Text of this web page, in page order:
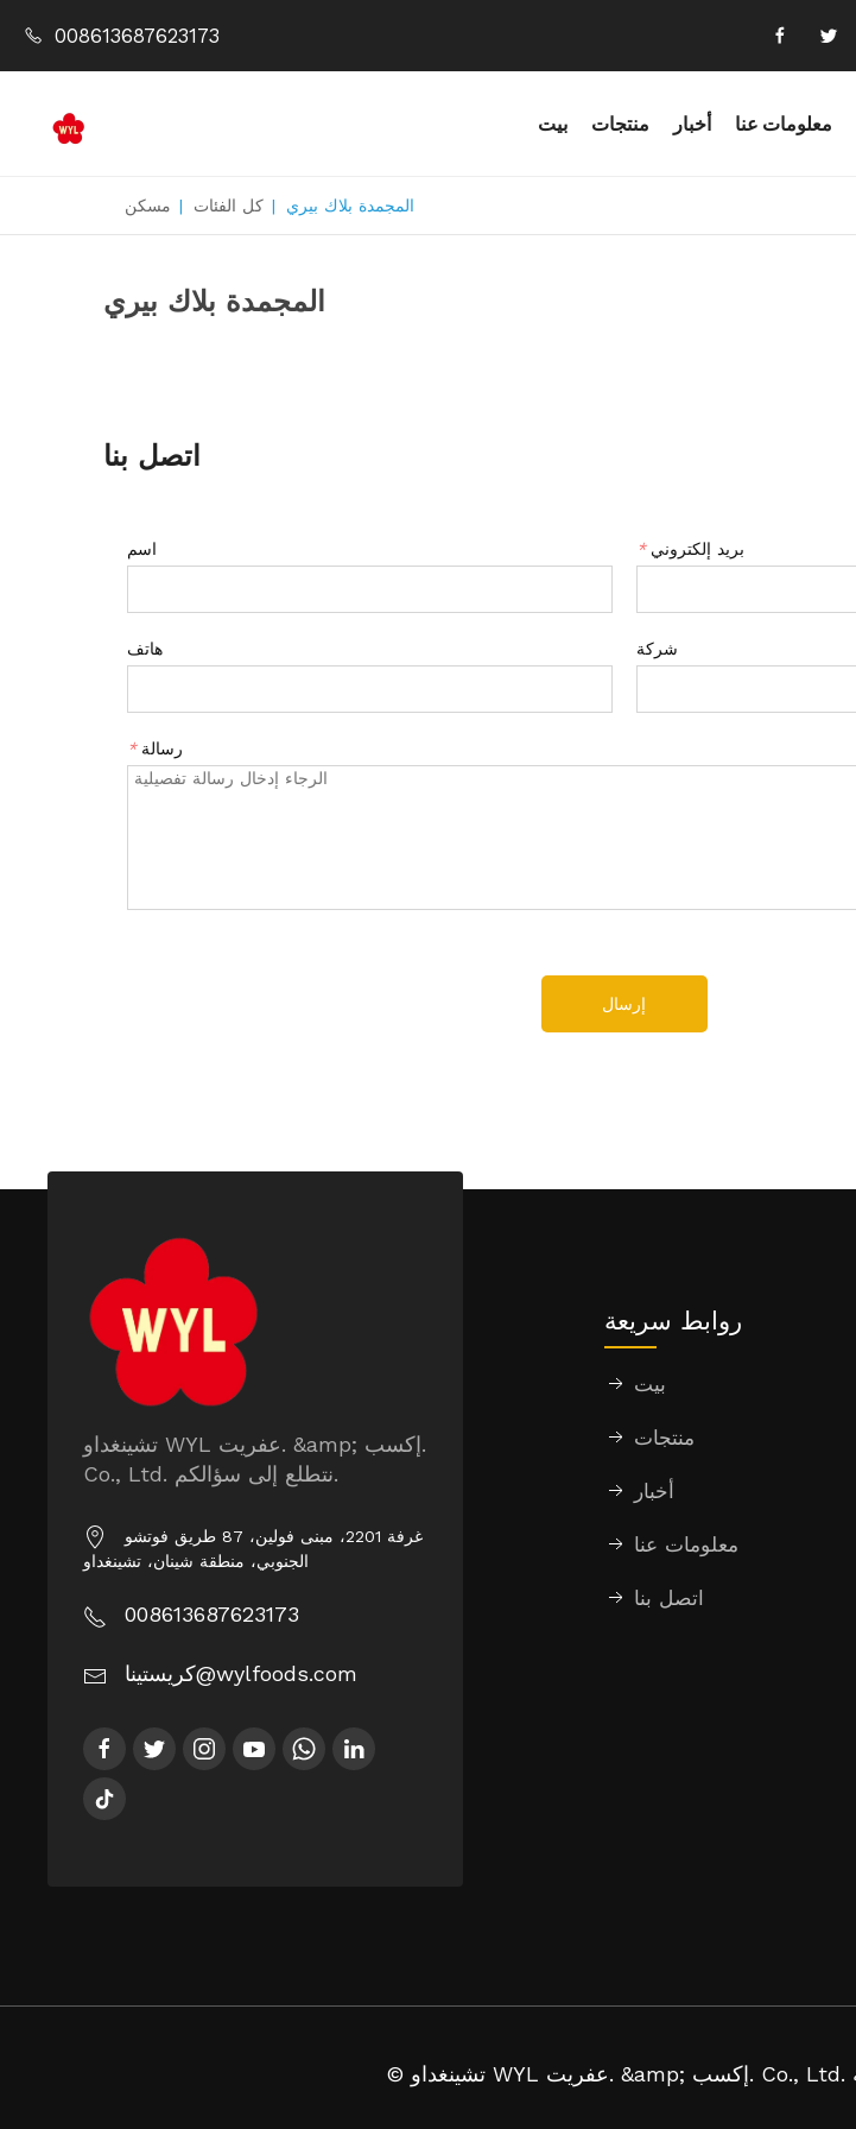
008613687623173
بيت منتجات أخبار معلومات عنا
مسكن | كل الفئات | المجمدة بلاك بيري
المجمدة بلاك بيري
اتصل بنا
اسم * بريد إلكتروني
هاتف شركة
* رسالة
إرسال
تشينغداو WYL عفريت. &amp; إكسب.
Co., Ltd. نتطلع إلى سؤالكم.
غرفة 2201، مبنى فولين، 87 طريق فوتشو
الجنوبي، منطقة شينان، تشينغداو
008613687623173
كريستينا@wylfoods.com
روابط سريعة
بيت
منتجات
أخبار
معلومات عنا
اتصل بنا